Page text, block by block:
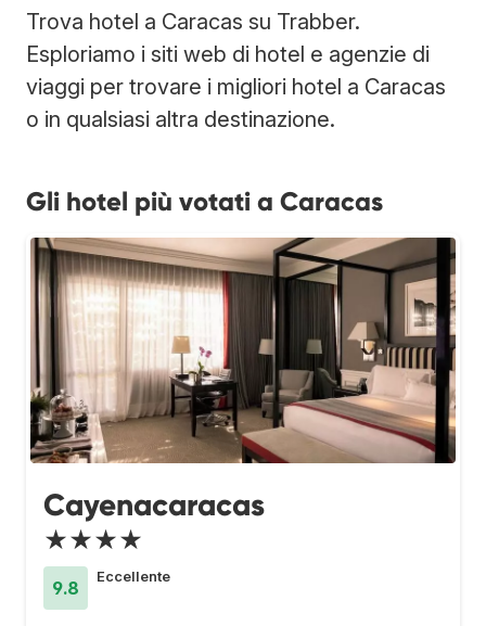
Trova hotel a Caracas su Trabber.
Esploriamo i siti web di hotel e agenzie di
viaggi per trovare i migliori hotel a Caracas
o in qualsiasi altra destinazione.
Gli hotel più votati a Caracas
Cayenacaracas
★★★★
9.8
Eccellente